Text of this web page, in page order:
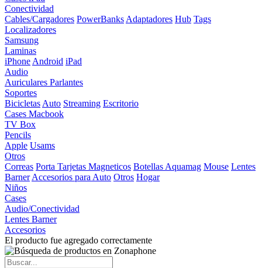
Conectividad
Cables/Cargadores PowerBanks Adaptadores Hub Tags
Localizadores
Samsung
Laminas
iPhone Android iPad
Audio
Auriculares Parlantes
Soportes
Bicicletas Auto Streaming Escritorio
Cases Macbook
TV Box
Pencils
Apple Usams
Otros
Correas Porta Tarjetas Magneticos Botellas Aquamag Mouse Lentes
Barner Accesorios para Auto Otros Hogar
Niños
Cases
Audio/Conectividad
Lentes Barner
Accesorios
El producto fue agregado correctamente